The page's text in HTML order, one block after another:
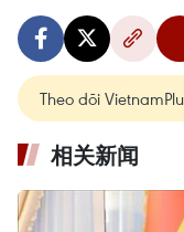
Theo dõi
相关新闻